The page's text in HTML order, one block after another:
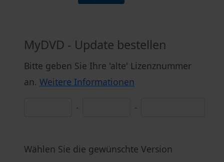
MyDVD - Update bestellen
Bitte geben Sie Ihre 'alte' Lizenznummer
an. Weitere Informationen
- -
Wählen Sie die gewünschte Version